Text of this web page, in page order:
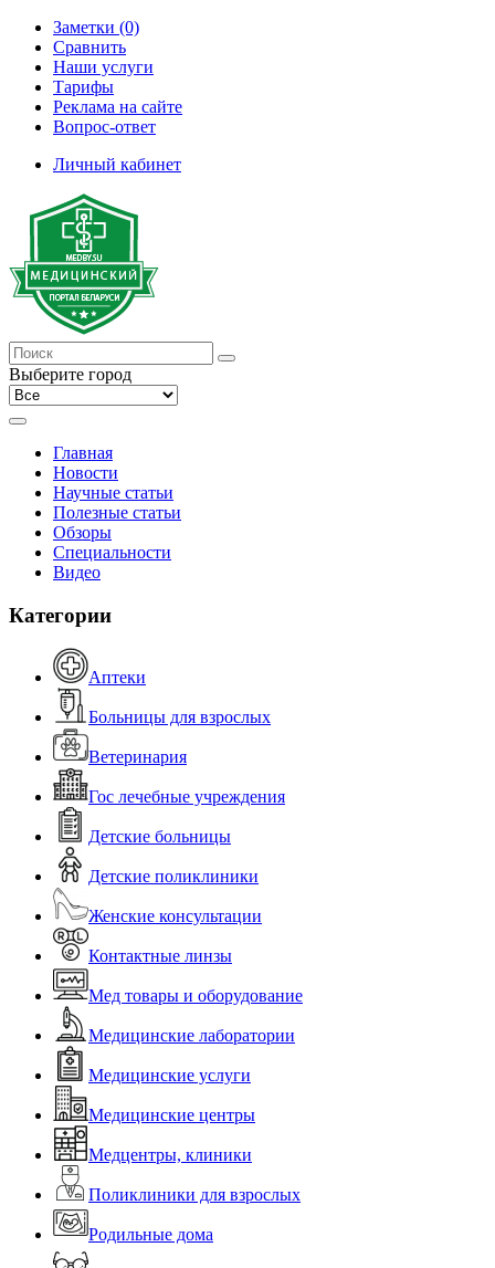
Заметки (0)
Сравнить
Наши услуги
Тарифы
Реклама на сайте
Вопрос-ответ
Личный кабинет
Выберите город
Главная
Новости
Научные статьи
Полезные статьи
Обзоры
Специальности
Видео
Категории
Аптеки
Больницы для взрослых
Ветеринария
Гос лечебные учреждения
Детские больницы
Детские поликлиники
Женские консультации
Контактные линзы
Мед товары и оборудование
Медицинские лаборатории
Медицинские услуги
Медицинские центры
Медцентры, клиники
Поликлиники для взрослых
Родильные дома